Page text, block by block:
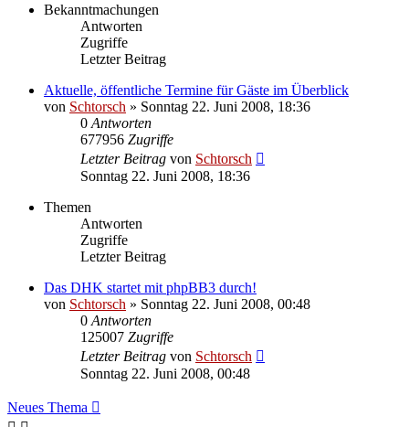
Bekanntmachungen
Antworten
Zugriffe
Letzter Beitrag
Aktuelle, öffentliche Termine für Gäste im Überblick
von Schtorsch » Sonntag 22. Juni 2008, 18:36
0 Antworten
677956 Zugriffe
Letzter Beitrag von Schtorsch
Sonntag 22. Juni 2008, 18:36
Themen
Antworten
Zugriffe
Letzter Beitrag
Das DHK startet mit phpBB3 durch!
von Schtorsch » Sonntag 22. Juni 2008, 00:48
0 Antworten
125007 Zugriffe
Letzter Beitrag von Schtorsch
Sonntag 22. Juni 2008, 00:48
Neues Thema